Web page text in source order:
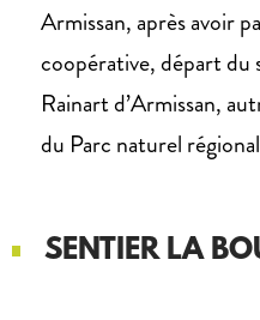
Armissan, après avoir
coopérative, départ du
Rainart d’Armissan,
du Parc naturel
SENTIER LA